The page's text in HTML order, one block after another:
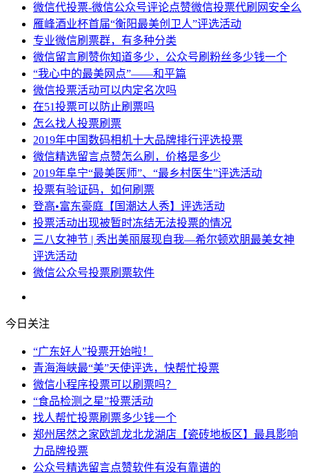
微信代投票-微信公众号评论点赞微信投票代刷网安全么
雁峰酒业杯首届“衡阳最美创卫人”评选活动
专业微信刷票群，有多种分类
微信留言刷赞你知道多少，公众号刷粉丝多少钱一个
“我心中的最美网点”——和平篇
微信投票活动可以内定名次吗
在51投票可以防止刷票吗
怎么找人投票刷票
2019年中国数码相机十大品牌排行评选投票
微信精选留言点赞怎么刷，价格是多少
2019年阜宁“最美医师”、“最乡村医生”评选活动
投票有验证码，如何刷票
登高•富东豪庭【国潮达人秀】评选活动
投票活动出现被暂时冻结无法投票的情况
三八女神节 | 秀出美丽展现自我—希尔顿欢朋最美女神
评选活动
微信公众号投票刷票软件
今日关注
“广东好人”投票开始啦！
青海海峡最“美”天使评选，快帮忙投票
微信小程序投票可以刷票吗？
“食品检测之星”投票活动
找人帮忙投票刷票多少钱一个
郑州居然之家欧凯龙北龙湖店【瓷砖地板区】最具影响
力品牌投票
公众号精选留言点赞软件有没有靠谱的